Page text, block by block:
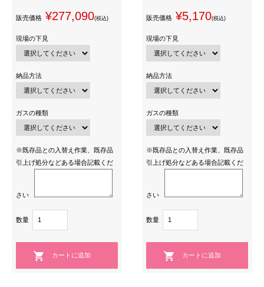
販売価格 ¥277,090(税込)
現場の下見
納品方法
ガスの種類
※既存品との入替え作業、既存品
引上げ処分などある場合記載くだ
さい
数量
販売価格 ¥5,170(税込)
現場の下見
納品方法
ガスの種類
※既存品との入替え作業、既存品
引上げ処分などある場合記載くだ
さい
数量